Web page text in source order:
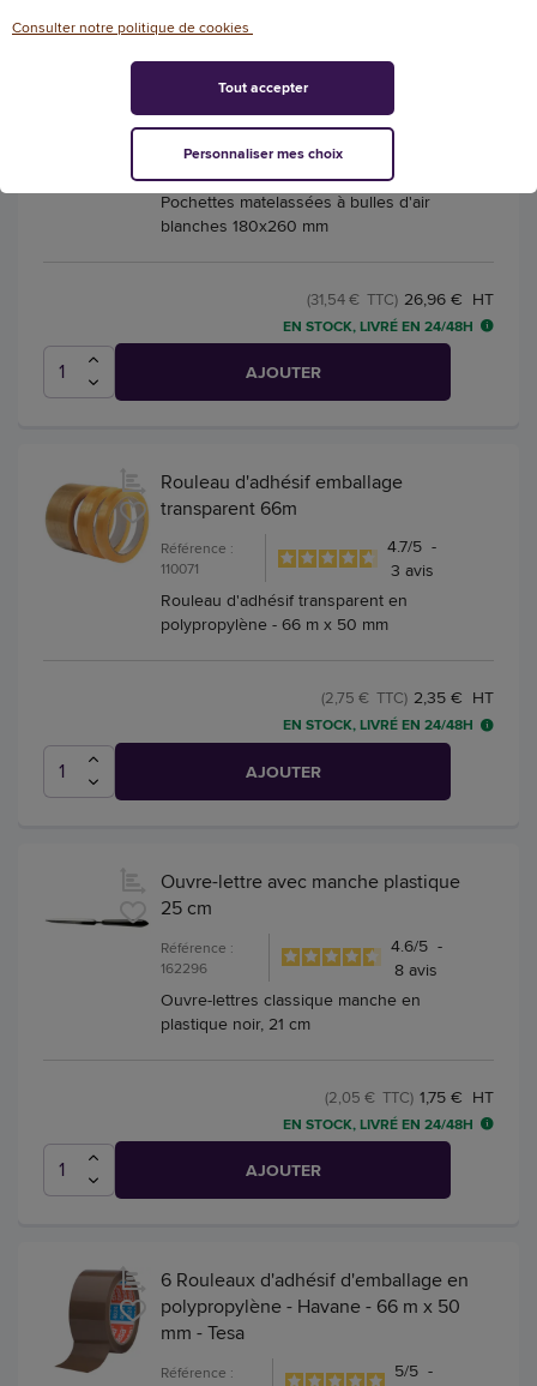
100 Pochettes matelassées bulles d'air
blanches - 180x260 mm - JOVIMAIL
: 223715
4.7/5
avis
Pochettes matelassées à bulles d'air
blanches 180x260 mm
26,96 € HT
(31,54 € TTC)
EN STOCK, LIVRÉ EN 24/48H
AJOUTER
Rouleau d'adhésif emballage
transparent 66m
Référence :
110071
4.7/5 -
3 avis
Rouleau d'adhésif transparent en
polypropylène - 66 m x 50 mm
2,35 € HT
(2,75 € TTC)
EN STOCK, LIVRÉ EN 24/48H
AJOUTER
Ouvre-lettre avec manche plastique
25 cm
Référence :
162296
4.6/5 -
8avis
Ouvre-lettres classique manche en
plastique noir, 21 cm
1,75 € HT
(2,05 € TTC)
EN STOCK, LIVRÉ EN 24/48H
AJOUTER
6 Rouleaux d'adhésif d'emballage en
polypropylène - Havane - 66 m x 50
mm - Tesa
Référence :
5/5 -
Consulter notre politique de cookies
Personnaliser mes choix
Tout accepter